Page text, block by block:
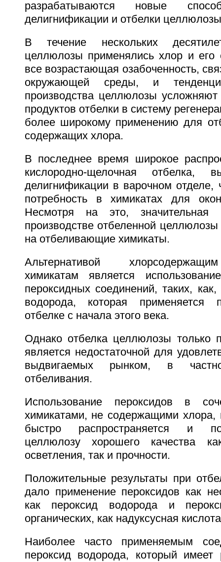
разрабатываются новые
делигнификации и отбелки
В течение нескольких
целлюлозы применялись хлор и его
все возрастающая озабоченность,
окружающей среды, и
производства целлюлозы усложняют
продуктов отбелки в систему
более широкому применению для
содержащих хлора.
В последнее время широкое
кислородно-щелочная отбелка,
делигнификации в варочном отделе,
потребность в химикатах для
Несмотря на это, значительная
производстве отбеленной
на отбеливающие химикаты.
Альтернативой
химикатам является
пероксидных соединений, таких,
водорода, которая применяется
отбелке с начала этого века.
Однако отбелка целлюлозы только
является недостаточной для
выдвигаемых рынком, в
отбеливания.
Использование пероксидов в
химикатами, не содержащими хлора,
быстро распространяется и
целлюлозу хорошего качества
осветления, так и прочности.
Положительные результаты при
дало применение пероксидов как
как пероксид водорода и
органических, как надуксусная
Наиболее часто применяемым
пероксид водорода, который